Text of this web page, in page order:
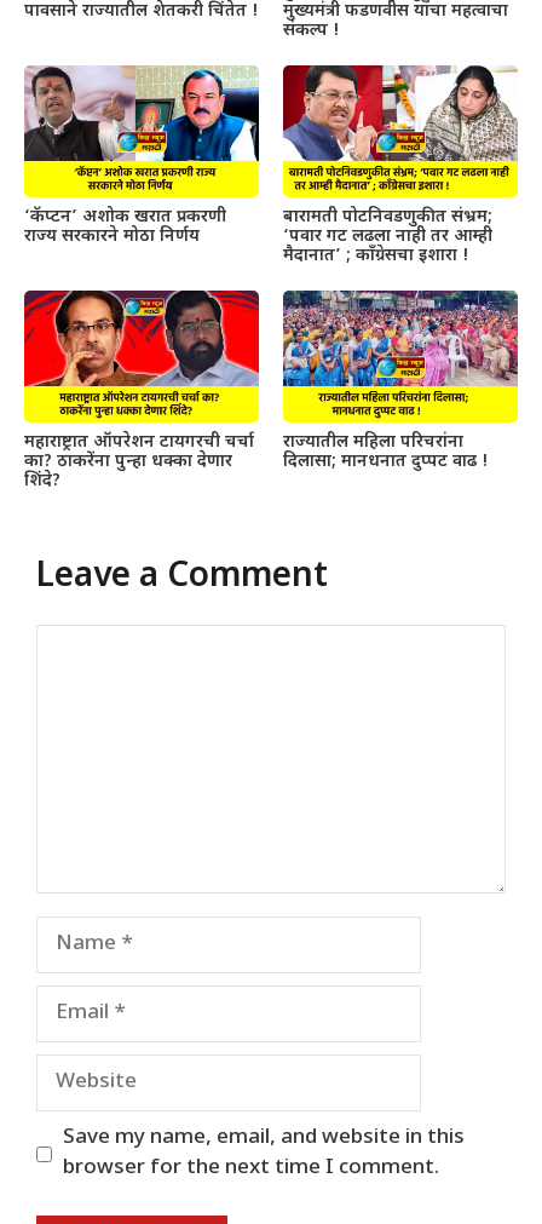
पावसाने राज्यातील शेतकरी चिंतेत !
मुख्यमंत्री फडणवीस यांचा महत्वाचा
संकल्प !
‘कॅप्टन’ अशोक खरात प्रकरणी
राज्य सरकारने मोठा निर्णय
बारामती पोटनिवडणुकीत संभ्रम;
‘पवार गट लढला नाही तर आम्ही
मैदानात’ ; काँग्रेसचा इशारा !
महाराष्ट्रात ऑपरेशन टायगरची चर्चा
का? ठाकरेंना पुन्हा धक्का देणार
शिंदे?
राज्यातील महिला परिचरांना
दिलासा; मानधनात दुप्पट वाढ !
Leave a Comment
Name
Email
Website
Save my name, email, and website in this
browser for the next time I comment.